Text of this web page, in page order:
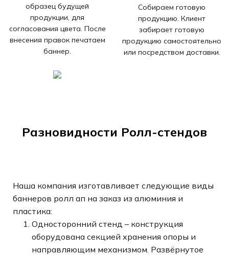
образец будущей
продукции, для
согласования цвета. После
внесения правок печатаем
баннер.
Собираем готовую
продукцию. Клиент
забирает готовую
продукцию самостоятельно
или посредством доставки.
Разновидности Ролл-стендов
Наша компания изготавливает следующие виды
баннеров ролл ап на заказ из алюминия и
пластика:
Односторонний стенд – конструкция
оборудована секцией хранения опоры и
направляющим механизмом. Развёрнутое